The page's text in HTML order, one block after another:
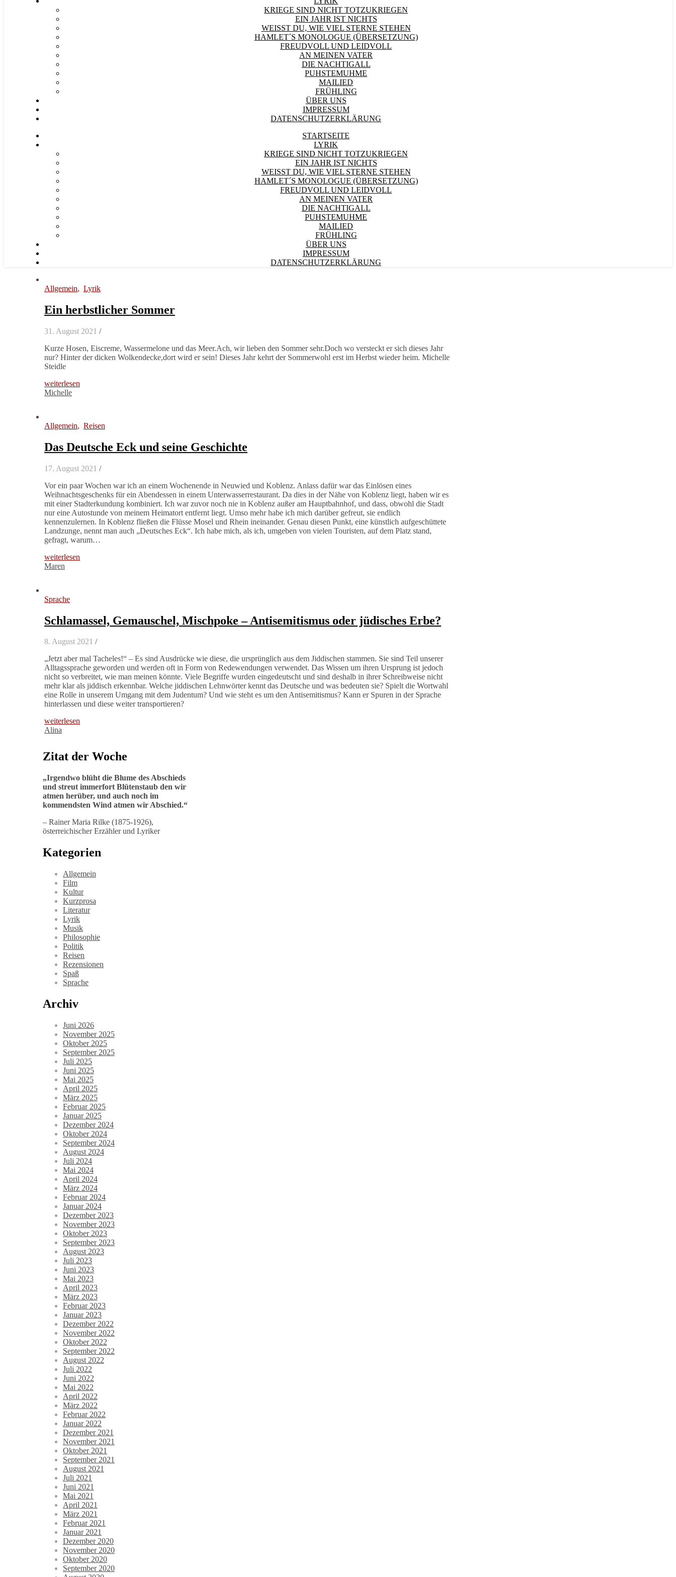
KRIEGE SIND NICHT TOTZUKRIEGEN
EIN JAHR IST NICHTS
WEISST DU, WIE VIEL STERNE STEHEN
HAMLET´S MONOLOGUE (ÜBERSETZUNG)
FREUDVOLL UND LEIDVOLL
AN MEINEN VATER
DIE NACHTIGALL
PUHSTEMUHME
MAILIED
FRÜHLING
ÜBER UNS
IMPRESSUM
DATENSCHUTZERKLÄRUNG
STARTSEITE
LYRIK
KRIEGE SIND NICHT TOTZUKRIEGEN
EIN JAHR IST NICHTS
WEISST DU, WIE VIEL STERNE STEHEN
HAMLET´S MONOLOGUE (ÜBERSETZUNG)
FREUDVOLL UND LEIDVOLL
AN MEINEN VATER
DIE NACHTIGALL
PUHSTEMUHME
MAILIED
FRÜHLING
ÜBER UNS
IMPRESSUM
DATENSCHUTZERKLÄRUNG
Allgemein, Lyrik
Ein herbstlicher Sommer
31. August 2021 /
Kurze Hosen, Eiscreme, Wassermelone und das Meer.Ach, wir lieben den Sommer sehr.Doch wo versteckt er sich dieses Jahr
nur? Hinter der dicken Wolkendecke,dort wird er sein! Dieses Jahr kehrt der Sommerwohl erst im Herbst wieder heim. Michelle
Steidle
weiterlesen
Michelle
Allgemein, Reisen
Das Deutsche Eck und seine Geschichte
17. August 2021 /
Vor ein paar Wochen war ich an einem Wochenende in Neuwied und Koblenz. Anlass dafür war das Einlösen eines
Weihnachtsgeschenks für ein Abendessen in einem Unterwasserrestaurant. Da dies in der Nähe von Koblenz liegt, haben wir es
mit einer Stadterkundung kombiniert. Ich war zuvor noch nie in Koblenz außer am Hauptbahnhof, und dass, obwohl die Stadt
nur eine Autostunde von meinem Heimatort entfernt liegt. Umso mehr habe ich mich darüber gefreut, sie endlich
kennenzulernen. In Koblenz fließen die Flüsse Mosel und Rhein ineinander. Genau diesen Punkt, eine künstlich aufgeschüttete
Landzunge, nennt man auch „Deutsches Eck“. Ich habe mich, als ich, umgeben von vielen Touristen, auf dem Platz stand,
gefragt, warum…
weiterlesen
Maren
Sprache
Schlamassel, Gemauschel, Mischpoke – Antisemitismus oder jüdisches Erbe?
8. August 2021 /
„Jetzt aber mal Tacheles!“ – Es sind Ausdrücke wie diese, die ursprünglich aus dem Jiddischen stammen. Sie sind Teil unserer
Alltagssprache geworden und werden oft in Form von Redewendungen verwendet. Das Wissen um ihren Ursprung ist jedoch
nicht so verbreitet, wie man meinen könnte. Viele Begriffe wurden eingedeutscht und sind deshalb in ihrer Schreibweise nicht
mehr klar als jiddisch erkennbar. Welche jiddischen Lehnwörter kennt das Deutsche und was bedeuten sie? Spielt die Wortwahl
eine Rolle in unserem Umgang mit dem Judentum? Und wie steht es um den Antisemitismus? Kann er Spuren in der Sprache
hinterlassen und diese weiter transportieren?
weiterlesen
Alina
Zitat der Woche
„Irgendwo blüht die Blume des Abschieds
und streut immerfort Blütenstaub den wir
atmen herüber, und auch noch im
kommendsten Wind atmen wir Abschied.“
– Rainer Maria Rilke (1875-1926),
österreichischer Erzähler und Lyriker
Kategorien
Allgemein
Film
Kultur
Kurzprosa
Literatur
Lyrik
Musik
Philosophie
Politik
Reisen
Rezensionen
Spaß
Sprache
Archiv
Juni 2026
November 2025
Oktober 2025
September 2025
Juli 2025
Juni 2025
Mai 2025
April 2025
März 2025
Februar 2025
Januar 2025
Dezember 2024
Oktober 2024
September 2024
August 2024
Juli 2024
Mai 2024
April 2024
März 2024
Februar 2024
Januar 2024
Dezember 2023
November 2023
Oktober 2023
September 2023
August 2023
Juli 2023
Juni 2023
Mai 2023
April 2023
März 2023
Februar 2023
Januar 2023
Dezember 2022
November 2022
Oktober 2022
September 2022
August 2022
Juli 2022
Juni 2022
Mai 2022
April 2022
März 2022
Februar 2022
Januar 2022
Dezember 2021
November 2021
Oktober 2021
September 2021
August 2021
Juli 2021
Juni 2021
Mai 2021
April 2021
März 2021
Februar 2021
Januar 2021
Dezember 2020
November 2020
Oktober 2020
September 2020